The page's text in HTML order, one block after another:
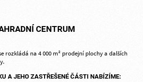
CENTRUM
rozkládá na 4 000 m² prodejní plochy a dalších
A JEHO ZASTŘEŠENÉ ČÁSTI NABÍZÍME: